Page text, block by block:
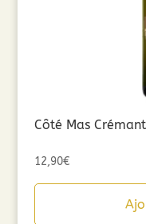
Côté Mas
12,90€